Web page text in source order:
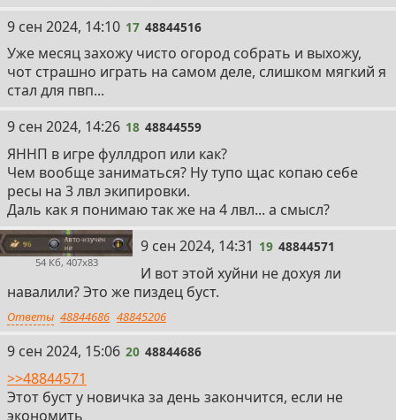
17
9 сен 2024, 14:10 17 48844516
Уже месяц захожу чисто огород собрать и выхожу,
чот страшно играть на самом деле, слишком мягкий я
стал для пвп...
18
9 сен 2024, 14:26 18 48844559
ЯННП в игре фуллдроп или как?
Чем вообще заниматься? Ну тупо щас копаю себе
ресы на 3 лвл экипировки.
Даль как я понимаю так же на 4 лвл... а смысл?
54 Кб, 407x83
19
9 сен 2024, 14:31 19 48844571
И вот этой хуйни не дохуя ли
навалили? Это же пиздец буст.
Ответы 48844686 48845206
20
9 сен 2024, 15:06 20 48844686
>>48844571
Этот буст у новичка за день закончится, если не
экономить